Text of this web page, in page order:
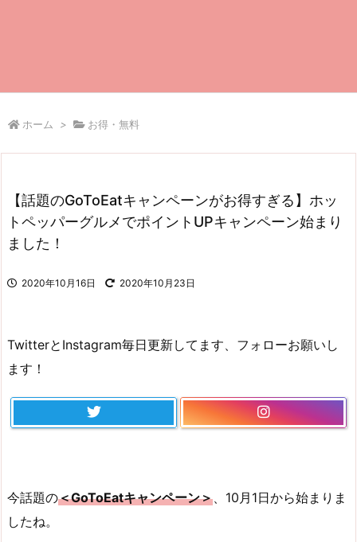
ホーム > お得・無料
【話題のGoToEatキャンペーンがお得すぎる】ホッ
トペッパーグルメでポイントUPキャンペーン始まり
ました！
2020年10月16日 2020年10月23日
TwitterとInstagram毎日更新してます、フォローお願いし
ます！
今話題の＜GoToEatキャンペーン＞ 、10月1日から始まりま
したね。